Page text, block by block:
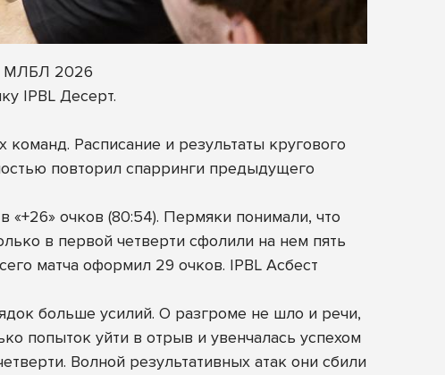
МЛБЛ 2026
IPBL Десерт.
Расписание и результаты кругового
повторил спарринги предыдущего
«+26» очков (80:54). Пермяки понимали, что
в первой четверти сфолили на нем пять
матча оформил 29 очков. IPBL Асбест
больше усилий. О разгроме не шло и речи,
попыток уйти в отрыв и увенчалась успехом
Волной результативных атак они сбили